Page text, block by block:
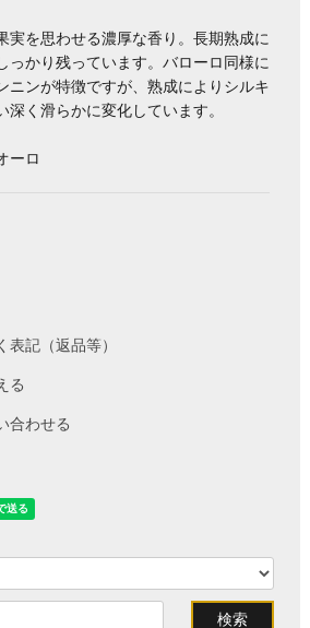
実を思わせる濃厚な香り。長期熟成に
っかり残っています。バローロ同様に
ニンが特徴ですが、熟成によりシルキ
深く滑らかに変化しています。
ーロ
記（返品等）
る
合わせる